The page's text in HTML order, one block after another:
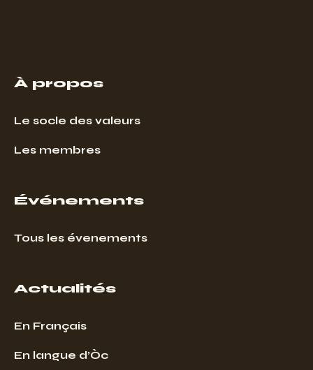
À propos
Le socle des valeurs
Les membres
Événements
Tous les évenements
Actualités
En Français
En langue d’Òc